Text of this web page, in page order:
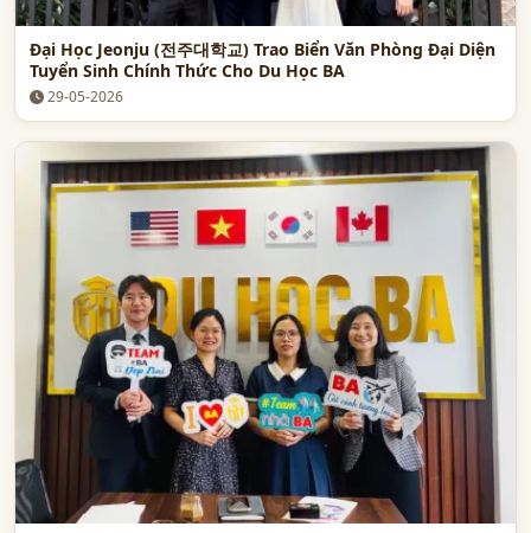
Đại Học Jeonju (전주대학교) Trao Biển Văn Phòng Đại Diện
Tuyển Sinh Chính Thức Cho Du Học BA
29-05-2026